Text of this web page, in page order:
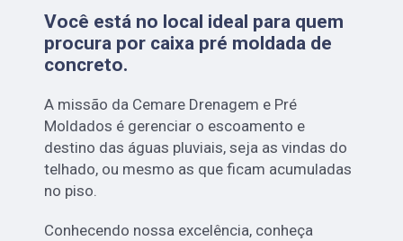
Você está no local ideal para quem
procura por caixa pré moldada de
concreto.
A missão da Cemare Drenagem e Pré
Moldados é gerenciar o escoamento e
destino das águas pluviais, seja as vindas do
telhado, ou mesmo as que ficam acumuladas
no piso.
Conhecendo nossa excelência, conheça